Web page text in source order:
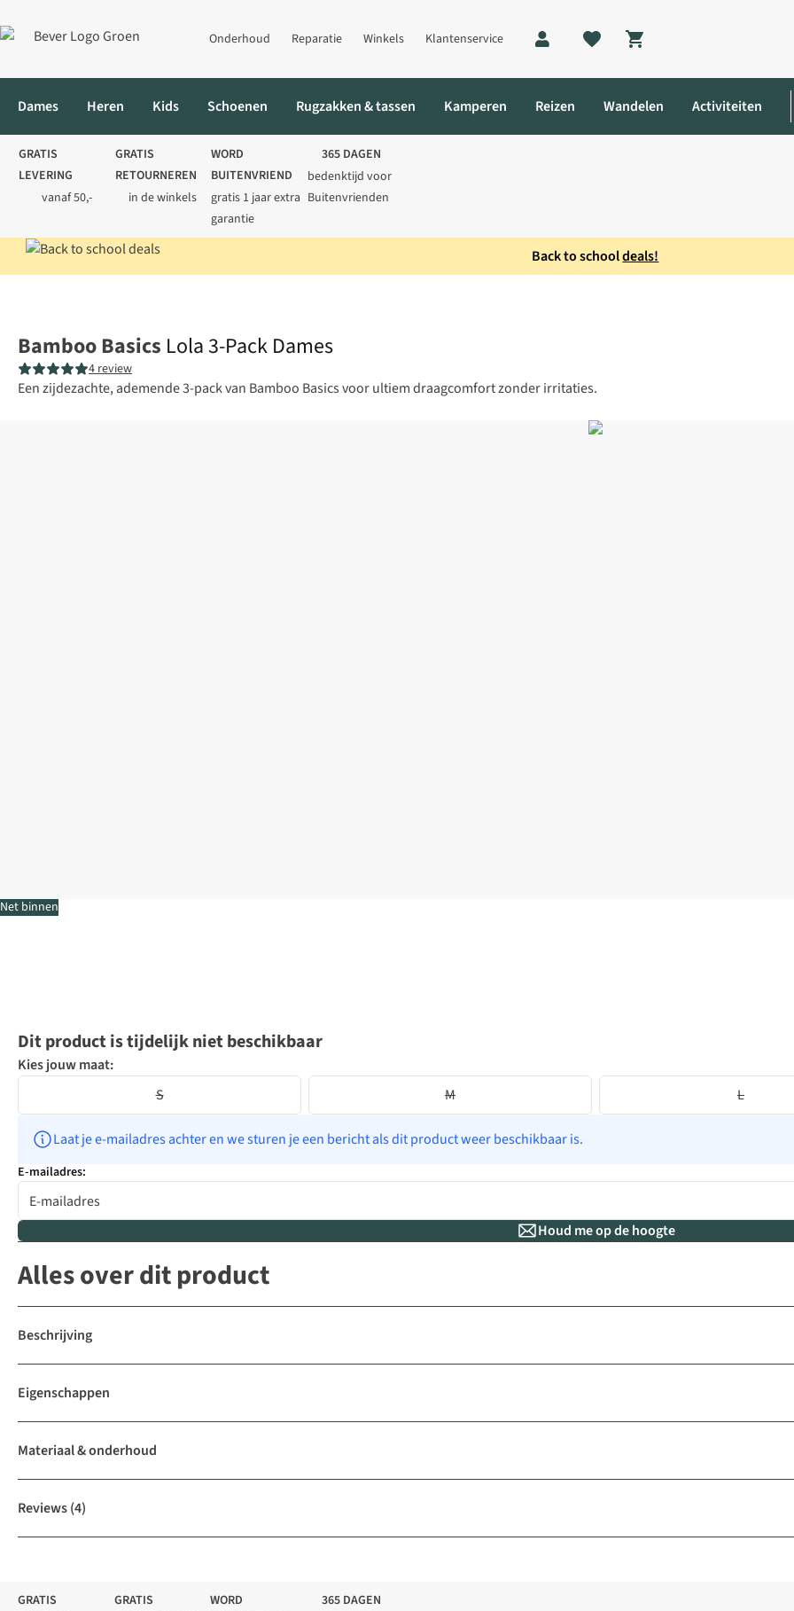
Onderhoud Reparatie Winkels Klantenservice
Shopping cart
Dames Heren Kids Schoenen Rugzakken & tassen Kamperen Reizen Wandelen Activiteiten
GRATIS
LEVERING
vanaf 50,-
GRATIS
RETOURNEREN
in de winkels
WORD
BUITENVRIEND
gratis 1 jaar extra
garantie
365 DAGEN
bedenktijd voor
Buitenvrienden
Back to schooldeals!
Net binnen
Bamboo Basics Lola 3-Pack Dames
4 review
Een zijdezachte, ademende 3-pack van Bamboo Basics voor ultiem draagcomfort zonder irritaties.
Dit product is tijdelijk niet beschikbaar
Kies jouw maat:
S
M L
Laat je e-mailadres achter en we sturen je een bericht als dit product weer beschikbaar is.
E-mailadres:
Houd me op de hoogte
Alles over dit product
Beschrijving
Eigenschappen
Materiaal & onderhoud
Reviews(4)
GRATIS
GRATIS
WORD
365 DAGEN